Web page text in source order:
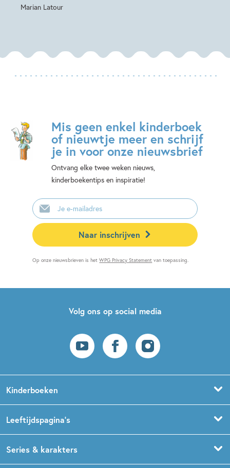
Marian Latour
Mis geen enkel kinderboek
of nieuwtje meer en schrijf
je in voor onze nieuwsbrief
Ontvang elke twee weken nieuws,
kinderboekentips en inspiratie!
E-
mailadres
Naar inschrijven
Op onze nieuwsbrieven is hetWPG Privacy Statement van toepassing.
Volg ons op social media
Kinderboeken
Prentenboeken
Leeftijdspagina’s
Boekentips 1,5 - 3 jaar
Series & karakters